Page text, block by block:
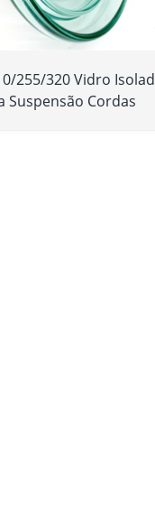
255/320 Vidro
Suspensão Cordas